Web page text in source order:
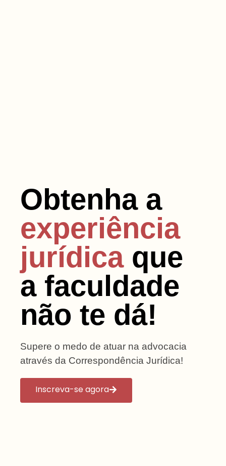
Obtenha a
experiência
jurídicaque
a faculdade
não te dá!
Supere o medo de atuar na advocacia
através da Correspondência Jurídica!
Inscreva-se agora